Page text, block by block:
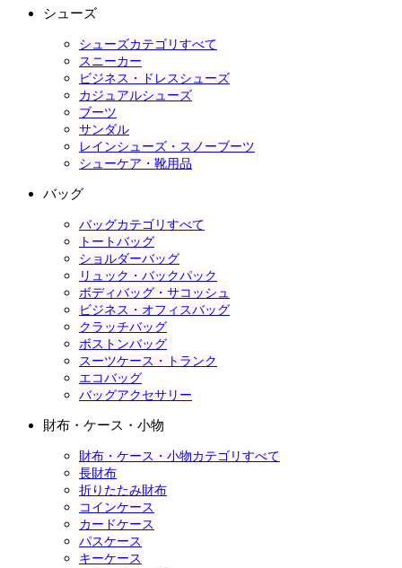
シューズ
シューズカテゴリすべて
スニーカー
ビジネス・ドレスシューズ
カジュアルシューズ
ブーツ
サンダル
レインシューズ・スノーブーツ
シューケア・靴用品
バッグ
バッグカテゴリすべて
トートバッグ
ショルダーバッグ
リュック・バックパック
ボディバッグ・サコッシュ
ビジネス・オフィスバッグ
クラッチバッグ
ボストンバッグ
スーツケース・トランク
エコバッグ
バッグアクセサリー
財布・ケース・小物
財布・ケース・小物カテゴリすべて
長財布
折りたたみ財布
コインケース
カードケース
パスケース
キーケース